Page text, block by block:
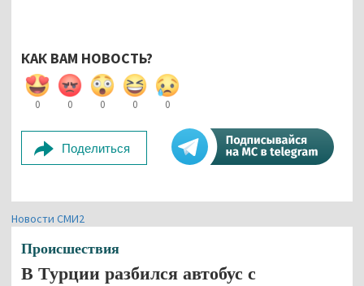
КАК ВАМ НОВОСТЬ?
0 0 0 0 0
Поделиться
Новости СМИ2
Происшествия
В Турции разбился автобус с